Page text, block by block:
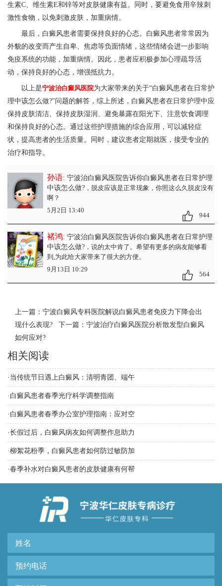
生素C、维生素E和锌等对皮肤健康有益。同时，要避免食用辛辣刺
激性食物，以免刺激皮肤，加重病情。
最后，白癜风患者需要保持良好的心态。白癜风患者常常因为
外貌的改变而产生自卑、焦虑等负面情绪，这些情绪会进一步影响
免疫系统的功能，加重病情。因此，患者应积极参加心理疏导活
动，保持良好的心态，增强抵抗力。
以上是宁波治白癜风医院为大家带来的关于“白癜风患者在日常护
理中该怎么做?”问题的解答，综上所述，白癜风患者在日常护理中应
保持皮肤清洁、保持皮肤湿润、避免暴露在阳光下、注意饮食调理
和保持良好的心态。通过这些护理措施的综合应用，可以减轻症
状，提高患者的生活质量。同时，建议患者定期就医，接受专业的
治疗和指导。
孙语: 宁波治白癜风医院告诉你白癜风患者在日常护理
中该怎么做?，脱皮应该是正常现象，你照这么久脱皮没有
啊？
5月2日 13:40
944
褚鸿: 宁波治白癜风医院告诉你白癜风患者在日常护理
中该怎么做?，说的太中肯了。希望有更多的病友能够看
到,为此给大家带来了很大的方便。
9月13日 10:29
564
上一篇： 宁波白癜风专科医院解说白癜风患者免疫力下降会出
现什么表现? 下一篇： 宁波治疗白癜风医院分析散发型白癜风
如何应对?
相关阅读
· 当传统节日遇上白癜风：清明青团、端午
· 白癜风患者春季光疗科学调整指南
· 白癜风患者春季办公室护理指南：应对空
·长假过后，白癜风病友如何调整作息助力
·柳絮花粉季，白癜风患者如何防过敏防加
·春季补水对白癜风患者的皮肤健康有何帮